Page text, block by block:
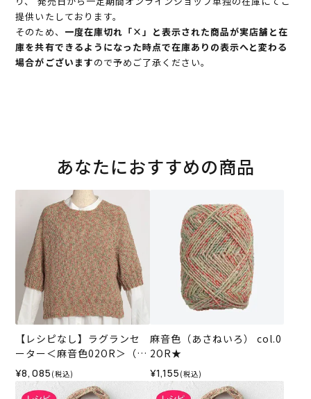
提供いたしております。
そのため、 一度在庫切れ「×」と表示された商品が実店舗と在
庫を共有できるようになった時点で在庫ありの表示へと変わる
場合がございますので予めご了承ください。
あなたにおすすめの商品
【レシピなし】ラグランセ
ーター＜麻音色02OR＞（編
み物 材料セット）
¥8,085 (税込)
麻音色（あさねいろ） col.0
2OR★
¥1,155 (税込)